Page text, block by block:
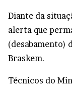
Diante da
alerta que
(desabamento)
Braskem.
Técnicos do